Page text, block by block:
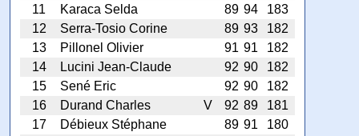
11
Karaca Selda 89 94
183
12
Serra-Tosio Corine 89 93
182
13
Pillonel Olivier 91 91
182
14
Lucini Jean-Claude 92 90
182
15
Sené Eric 92 90
182
16
Durand Charles V 92 89
181
17
Débieux Stéphane 89 91
180